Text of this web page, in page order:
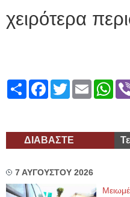
χειρότερα
ShareFacebook
TwitterEmail
ΔΙΑΒΑΣΤΕ
7 ΑΥΓΟΥΣΤΟΥ 2026